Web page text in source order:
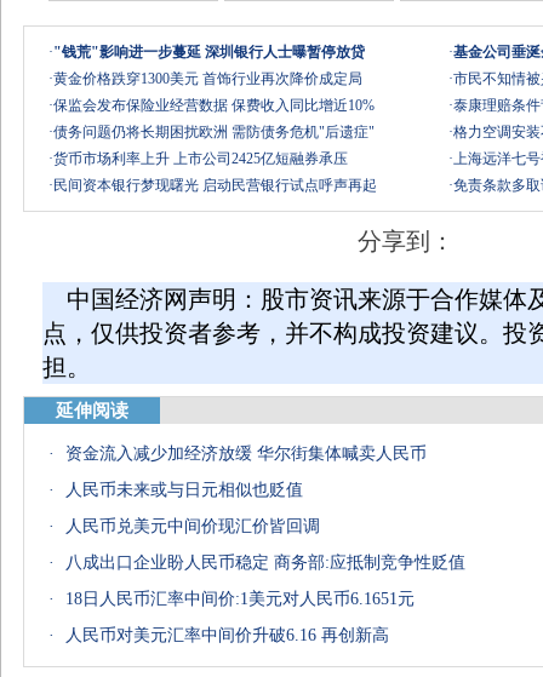
·"钱荒"影响进一步蔓延 深圳银行人士曝暂停放贷
·黄金价格跌穿1300美元 首饰行业再次降价成定局
·保监会发布保险业经营数据 保费收入同比增近10%
·债务问题仍将长期困扰欧洲 需防债务危机"后遗症"
·货币市场利率上升 上市公司2425亿短融券承压
· 民间资本银行梦现曙光 启动民营银行试点呼声再起
·基金公司垂
·市民不知情
·泰康理赔条
·格力空调安
·上海远洋七
·免责条款多
分享到：
中国经济网声明：股市资讯来源于合作媒体
点，仅供投资者参考，并不构成投资建议。投
担。
延伸阅读
·
资金流入减少加经济放缓 华尔街集体喊卖人民币
·
人民币未来或与日元相似也贬值
·
人民币兑美元中间价现汇价皆回调
·
八成出口企业盼人民币稳定 商务部:应抵制竞争性贬值
·
18日人民币汇率中间价:1美元对人民币6.1651元
·
人民币对美元汇率中间价升破6.16 再创新高